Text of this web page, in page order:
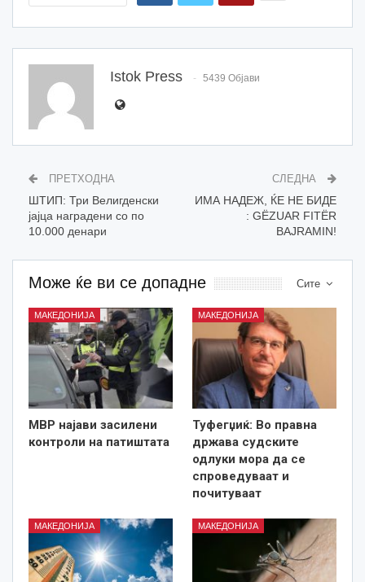
Istok Press 5439 Објави
ПРЕТХОДНА
ШТИП: Три Велигденски
јајца наградени со по
10.000 денари
СЛЕДНА
ИМА НАДЕЖ, ЌЕ НЕ БИДЕ
: GËZUAR FITËR
BAJRAMIN!
Сите
Може ќе ви се допадне
МАКЕДОНИЈА
МВР најави засилени
контроли на патиштата
МАКЕДОНИЈА
Туфегџиќ: Во правна
држава судските
одлуки мора да се
спроведуваат и
почитуваат
МАКЕДОНИЈА МАКЕДОНИЈА